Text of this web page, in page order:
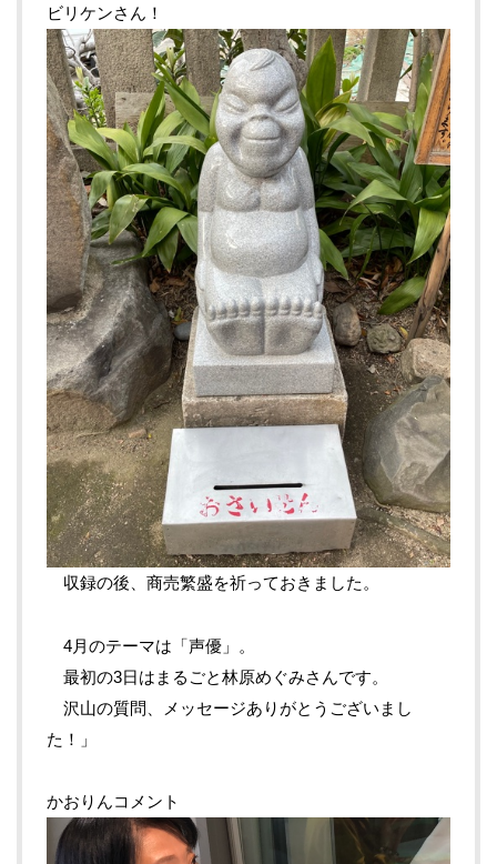
ビリケンさん！
収録の後、商売繁盛を祈っておきました。
4月のテーマは「声優」。
最初の3日はまるごと林原めぐみさんです。
沢山の質問、メッセージありがとうございまし
た！」
かおりんコメント